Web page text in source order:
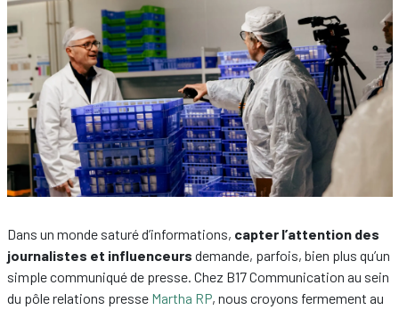
Dans un monde saturé d’informations, capter l’attention des
journalistes et influenceurs demande, parfois, bien plus qu’un
simple communiqué de presse. Chez B17 Communication au sein
du pôle relations presse Martha RP, nous croyons fermement au